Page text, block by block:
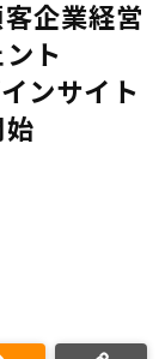
企業経営
ト
ンサイト